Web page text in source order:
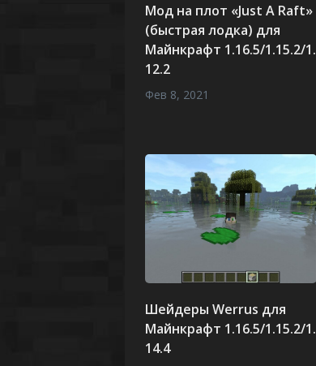
Мод на плот «Just A Raft»
(быстрая лодка) для
Майнкрафт 1.16.5/1.15.2/1.
12.2
Фев 8, 2021
Шейдеры Werrus для
Майнкрафт 1.16.5/1.15.2/1.
14.4